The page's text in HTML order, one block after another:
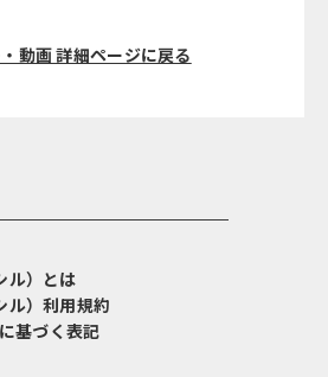
動画 詳細ページに戻る
ル）とは
ル）利用規約
基づく表記